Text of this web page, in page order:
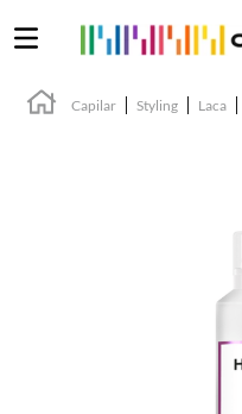
Capilar Styling Laca